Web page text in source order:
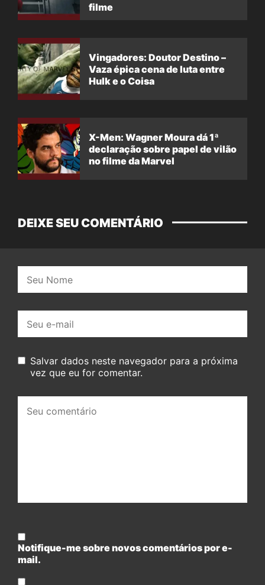
filme
Vingadores: Doutor Destino –
Vaza épica cena de luta entre
Hulk e o Coisa
X-Men: Wagner Moura dá 1ª
declaração sobre papel de vilão
no filme da Marvel
DEIXE SEU COMENTÁRIO
mail:
Salvar dados neste navegador para a próxima
vez que eu for comentar.
comentário:
Notifique-me sobre novos comentários por e-
mail.